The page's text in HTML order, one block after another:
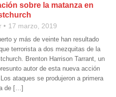
sobre la matanza en
17 marzo, 2019
y más de veinte han resultado
terrorista a dos mezquitas de la
Brenton Harrison Tarrant, un
autor de esta nueva acción
ataques se produjeron a primera
de […]